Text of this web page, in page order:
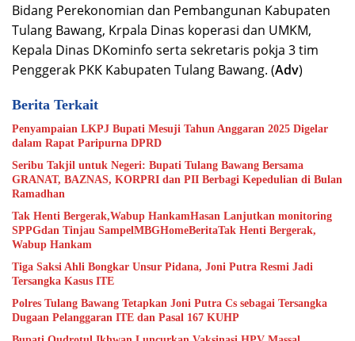
Bidang Perekonomian dan Pembangunan Kabupaten
Tulang Bawang, Krpala Dinas koperasi dan UMKM,
Kepala Dinas DKominfo serta sekretaris pokja 3 tim
Penggerak PKK Kabupaten Tulang Bawang. (Adv)
Berita Terkait
Penyampaian LKPJ Bupati Mesuji Tahun Anggaran 2025 Digelar
dalam Rapat Paripurna DPRD
Seribu Takjil untuk Negeri: Bupati Tulang Bawang Bersama
GRANAT, BAZNAS, KORPRI dan PII Berbagi Kepedulian di Bulan
Ramadhan
Tak Henti Bergerak,Wabup HankamHasan Lanjutkan monitoring
SPPGdan Tinjau SampelMBGHomeBeritaTak Henti Bergerak,
Wabup Hankam
Tiga Saksi Ahli Bongkar Unsur Pidana, Joni Putra Resmi Jadi
Tersangka Kasus ITE
Polres Tulang Bawang Tetapkan Joni Putra Cs sebagai Tersangka
Dugaan Pelanggaran ITE dan Pasal 167 KUHP